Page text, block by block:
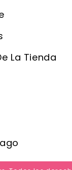
La Tienda